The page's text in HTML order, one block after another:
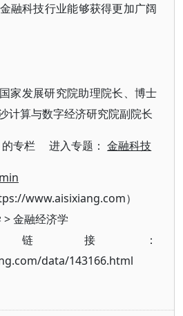
融科技行业能够获得更加广阔
家发展研究院助理院长、博士
计算与数字经济研究院副院长
的专栏 进入专题：金融科技
www.aisixiang.com）
>金融经济学
接：
data/143166.html